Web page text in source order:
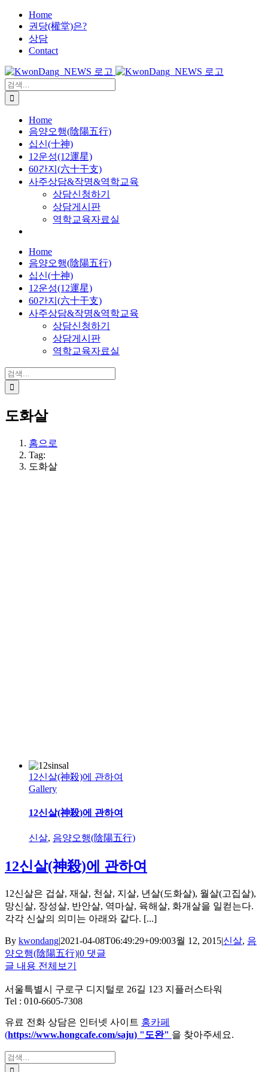
건
너
뛰
기
Home
권당(權堂)은?
상담
Contact
검
색:
Home
음양오행(陰陽五行)
십신(十神)
12운성(12運星)
60간지(六十干支)
사주상담&작명&역학교육
상담신청하기
상담게시판
역학교육자료실
Home
음양오행(陰陽五行)
십신(十神)
12운성(12運星)
60간지(六十干支)
사주상담&작명&역학교육
상담신청하기
상담게시판
역학교육자료실
검
색:
도화살
홈으로
Tag:
도화살
12신살(神殺)에 관하여
Gallery
12신살(神殺)에 관하여
신살, 음양오행(陰陽五行)
12신살(神殺)에 관하여
12신살은 겁살, 재살, 천살, 지살, 년살(도화살), 월살(고집살),
망신살, 장성살, 반안살, 역마살, 육해살, 화개살을 일컫는다.
각각 신살의 의미는 아래와 같다. [...]
By kwondang|2021-04-08T06:49:29+09:003월 12, 2015|신살, 음
양오행(陰陽五行)|0 댓글
글 내용 전체보기
서울특별시 구로구 디지털로 26길 123 지플러스타워
Tel : 010-6605-7308
유료 전화 상담은 인터넷 사이트 홍카페
(https://www.hongcafe.com/saju) "도완" 을 찾아주세요.
검
색: